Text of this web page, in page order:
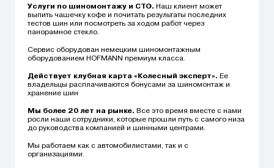
Услуги по шиномонтажу и СТО. Наш клиент может
выпить чашечку кофе и почитать результаты последних
тестов шин или посмотреть за ходом работ через
панорамное стекло.
Сервис оборудован немецким шиномонтажным
оборудованием HOFMANN премиум класса.
Действует клубная карта «Колесный эксперт». Ее
владельцы расплачиваются бонусами за шиномонтаж и
хранение шин
Мы более 20 лет на рынке. Все это время вместе с нами
росли наши сотрудники, которые прошли путь с самого низа
до руководства компанией и шинными центрами.
Мы работаем как с автомобилистами, так и с
организациями.